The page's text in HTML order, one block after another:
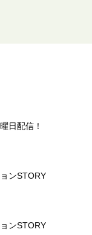
日配信！
ンSTORY
ンSTORY